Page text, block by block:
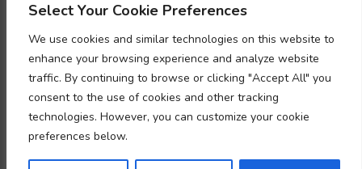
Select Your Cookie Preferences
We use cookies and similar technologies on this website to
enhance your browsing experience and analyze website
traffic. By continuing to browse or clicking "Accept All" you
consent to the use of cookies and other tracking
technologies. However, you can customize your cookie
preferences below.
TECHNICAL PORTAL
POLICIES
PERSONVERNERKLÆRING
INFORMASJONSKAPSLER
MEMORANDUM OM ETTERLEVELSE AV BEHANDLING AV
PERSONOPPLYSNINGER
TILLEGG FOR DATABEHANDLING